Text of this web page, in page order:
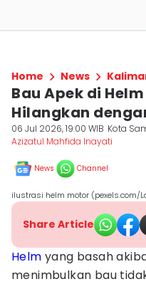
Home News
Bau Apek di
Hilangkan
06 Jul 2026, 19:00 WIB Kota
Azizatul Mahfida Inayati
News Channel
ilustrasi helm motor (pexels.com/
Share Article
Helm yang basah
menimbulkan bau